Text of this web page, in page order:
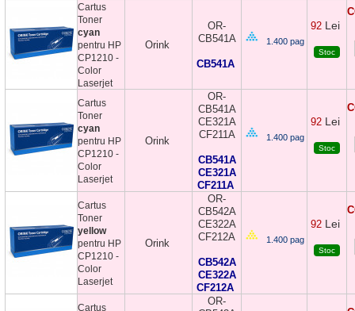
Cartus
Toner
cyan
pentru HP
CP1210 -
Color
Laserjet
Orink
OR-
CB541A
CB541A
1.400 pag
92 Lei
Stoc
Cartus
Toner
cyan
pentru HP
CP1210 -
Color
Laserjet
Orink
OR-
CB541A
CE321A
CF211A
CB541A
CE321A
CF211A
1.400 pag
92 Lei
Stoc
Cartus
Toner
yellow
pentru HP
CP1210 -
Color
Laserjet
Orink
OR-
CB542A
CE322A
CF212A
CB542A
CE322A
CF212A
1.400 pag
92 Lei
Stoc
Cartus
OR-